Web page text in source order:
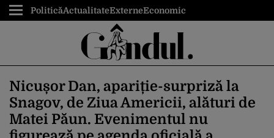
PoliticăActualitateExterneEconomic
Nicușor Dan, apariție-surpriză la
Snagov, de Ziua Americii, alături de
Matei Păun. Evenimentul nu